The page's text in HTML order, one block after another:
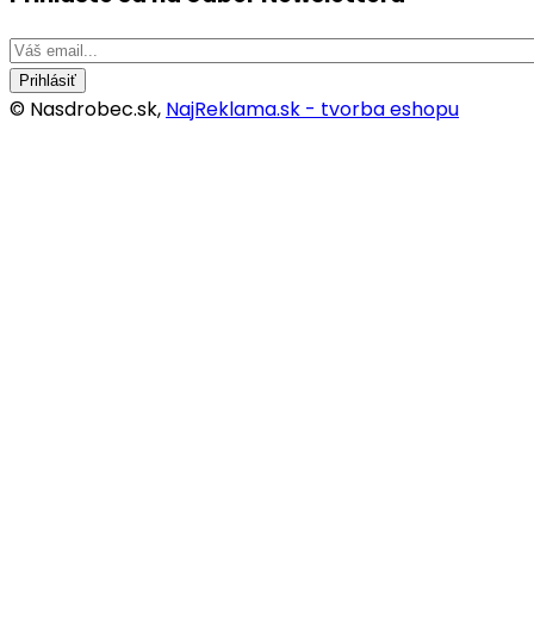
Prihlásiť
© Nasdrobec.sk, NajReklama.sk - tvorba eshopu